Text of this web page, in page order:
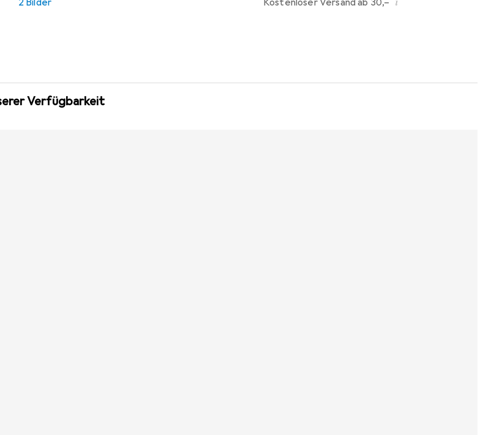
2 Bilder Kostenloser Versand ab 30,–
Verfügbarkeit